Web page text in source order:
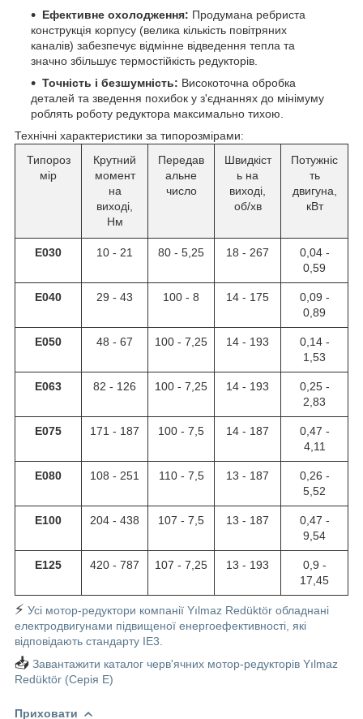
Ефективне охолодження: Продумана ребриста
конструкція корпусу (велика кількість повітряних
каналів) забезпечує відмінне відведення тепла та
значно збільшує термостійкість редукторів.
Точність і безшумність: Високоточна обробка
деталей та зведення похибок у з'єднаннях до мінімуму
роблять роботу редуктора максимально тихою.
Технічні характеристики за типорозмірами:
Типороз
мір
Крутний
момент
на
виході,
Нм
Передав
альне
число
Швидкіст
ь на
виході,
об/хв
Потужніс
ть
двигуна,
кВт
E030 10 - 21 80 - 5,25 18 - 267
0,04 -
0,59
E040 29 - 43 100 - 8 14 - 175
0,09 -
0,89
E050 48 - 67 100 - 7,25 14 - 193
0,14 -
1,53
E063 82 - 126 100 - 7,25 14 - 193
0,25 -
2,83
E075 171 - 187 100 - 7,5 14 - 187
0,47 -
4,11
E080 108 - 251 110 - 7,5 13 - 187
0,26 -
5,52
E100 204 - 438 107 - 7,5 13 - 187
0,47 -
9,54
E125 420 - 787 107 - 7,25 13 - 193
0,9 -
17,45
⚡ Усі мотор-редуктори компанії Yılmaz Redüktör обладнані
електродвигунами підвищеної енергоефективності, які
відповідають стандарту IE3.
📥 Завантажити каталог черв'ячних мотор-редукторів Yılmaz
Redüktör (Серія E)
Приховати